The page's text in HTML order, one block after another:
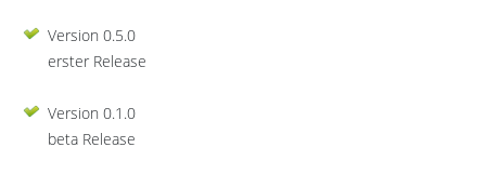
Version 0.5.0
erster Release
Version 0.1.0
beta Release